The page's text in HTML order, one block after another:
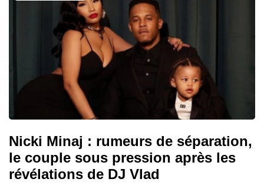
Nicki Minaj : rumeurs de séparation,
le couple sous pression après les
révélations de DJ Vlad